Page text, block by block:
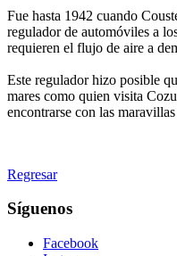
Fue hasta 1942 cuando
regulador de automóviles a
requieren el flujo de aire a
Este regulador hizo posible
mares como quien visita
encontrarse con las
Regresar
Síguenos
Facebook